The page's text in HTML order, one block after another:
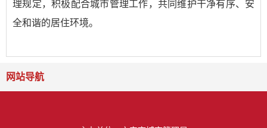
理规定，积极配合城市管理工作，共同维护干净有序、安
全和谐的居住环境。
网站导航